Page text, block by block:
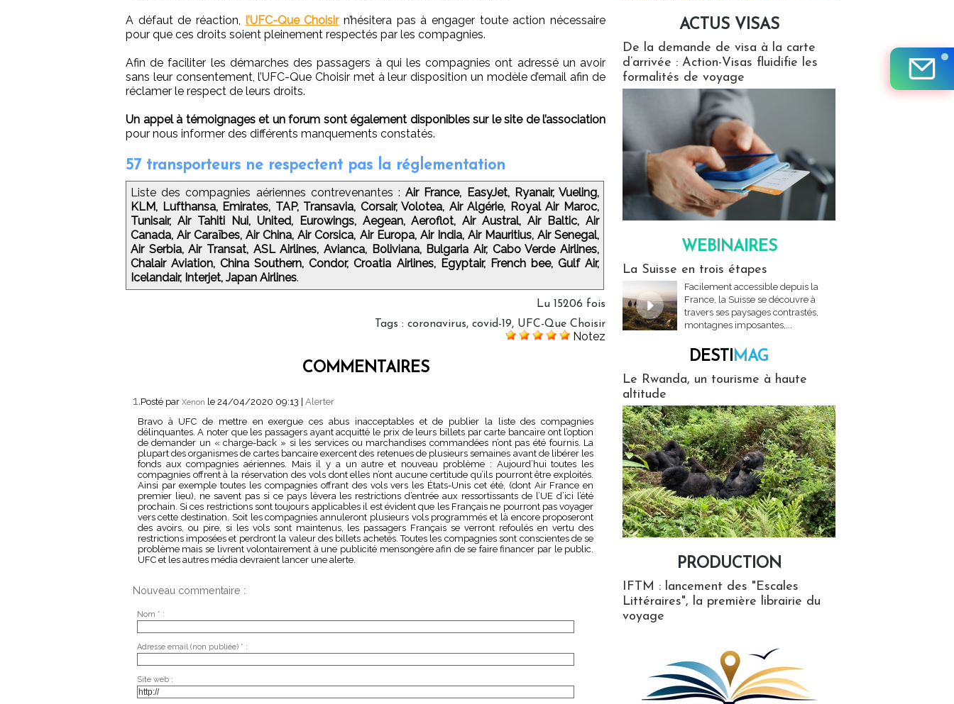
A défaut de réaction, l’UFC-Que Choisirn’hésitera pas à engager toute action nécessaire
pour que ces droits soient pleinement respectés par les compagnies.
Afin de faciliter les démarches des passagers à qui les compagnies ont adressé un avoir
sans leur consentement, l’UFC-Que Choisir met à leur disposition un modèle d’email afin de
réclamer le respect de leurs droits.
Un appel à témoignages et un forum sont également disponibles sur le site de l’association
pour nous informer des différents manquements constatés.
57 transporteurs ne respectent pas la réglementation
Liste des compagnies aériennes contrevenantes :Air France, EasyJet, Ryanair, Vueling,
KLM, Lufthansa, Emirates, TAP, Transavia, Corsair, Volotea, Air Algérie, Royal Air Maroc,
Tunisair, Air Tahiti Nui, United, Eurowings, Aegean, Aeroflot, Air Austral, Air Baltic, Air
Canada, Air Caraïbes, Air China, Air Corsica, Air Europa, Air India, Air Mauritius, Air Senegal,
Air Serbia, Air Transat, ASL Airlines, Avianca, Boliviana, Bulgaria Air, Cabo Verde Airlines,
Chalair Aviation, China Southern, Condor, Croatia Airlines, Egyptair, French bee, Gulf Air,
Icelandair, Interjet, Japan Airlines.
Lu 15206 fois
Tags : coronavirus, covid-19, UFC-Que Choisir
Notez
COMMENTAIRES
1.Posté par Xenon le 24/04/2020 09:13
Alerter
Bravo à UFC de mettre en exergue ces abus inacceptables et de publier la liste des compagnies
délinquantes. A noter que les passagers ayant acquitté le prix de leurs billets par carte bancaire ont l’option
de demander un « charge-back » si les services ou marchandises commandées n’ont pas été fournis. La
plupart des organismes de cartes bancaire exercent des retenues de plusieurs semaines avant de libérer les
fonds aux compagnies aériennes. Mais il y a un autre et nouveau problème : Aujourd’hui toutes les
compagnies offrent à la réservation des vols dont elles n’ont aucune certitude qu’ils pourront être exploités.
Ainsi par exemple toutes les compagnies offrant des vols vers les États-Unis cet été, (dont Air France en
premier lieu), ne savent pas si ce pays lèvera les restrictions d’entrée aux ressortissants de l’UE d’ici l’été
prochain. Si ces restrictions sont toujours applicables il est évident que les Français ne pourront pas voyager
vers cette destination. Soit les compagnies annuleront plusieurs vols programmés et là encore proposeront
des avoirs, ou pire, si les vols sont maintenus, les passagers Français se verront refoulés en vertu des
restrictions imposées et perdront la valeur des billets achetés. Toutes les compagnies sont conscientes de se
problème mais se livrent volontairement à une publicité mensongère afin de se faire financer par le public.
UFC et les autres média devraient lancer une alerte.
Nouveau commentaire :
Nom * :
Adresse email (non publiée) * :
Site web :
ACTUS VISAS
De la demande de visa à la carte
d’arrivée : Action-Visas fluidifie les
formalités de voyage
WEBINAIRES
La Suisse en trois étapes
Facilement accessible depuis la
France, la Suisse se découvre à
travers ses paysages contrastés,
montagnes imposantes,...
DESTIMAG
Le Rwanda, un tourisme à haute
altitude
PRODUCTION
IFTM : lancement des "Escales
Littéraires", la première librairie du
voyage